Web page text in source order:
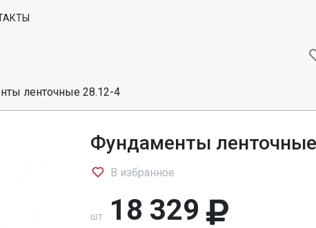
ленточные 28.12-4
Фундаменты
В избранное
шт 18 329